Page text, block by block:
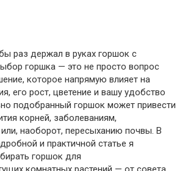
раз держал в руках горшок с
горшка — это не просто вопрос
которое напрямую влияет на
его рост, цветение и вашу удобство
подобранный горшок может привести
корней, заболеваниям,
наоборот, пересыханию почвы. В
и практичной статье я
горшок для